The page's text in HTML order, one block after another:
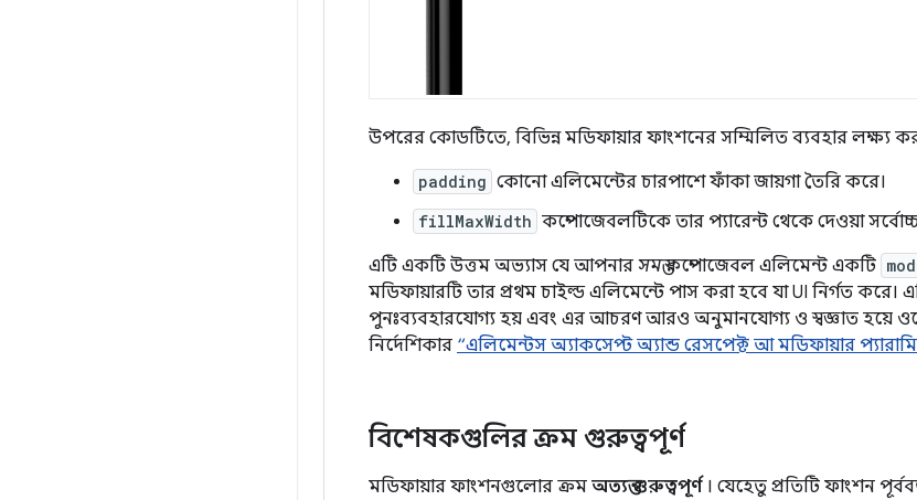
উপরের কোডটিতে, বিভিন্ন মডিফায়ার ফাংশনের সম্মিলিত ব্যবহার লক্ষ্য
padding কোনো এলিমেন্টের চারপাশে ফাঁকা জায়গা তৈরি করে।
fillMaxWidth কম্পোজেবলটিকে তার প্যারেন্ট থেকে দেওয়া
এটি একটি উত্তম অভ্যাস যে আপনার সমস্তকম্পোজেবল এলিমেন্ট একটি
মডিফায়ারটি তার প্রথম চাইল্ড এলিমেন্টে পাস করা হবে যা UI নির্গত
পুনঃব্যবহারযোগ্য হয় এবং এর আচরণ আরও অনুমানযোগ্য ও স্বজ্ঞাত হয়ে
নির্দেশিকার “এলিমেন্টস অ্যাকসেপ্ট অ্যান্ড রেসপেক্ট আ মডিফায়ার
বিশেষকগুলির ক্রম গুরুত্বপূর্ণ
মডিফায়ার ফাংশনগুলোর ক্রম অত্যন্ত গুরুত্বপূর্ণ। যেহেতু প্রতিটি ফাংশন